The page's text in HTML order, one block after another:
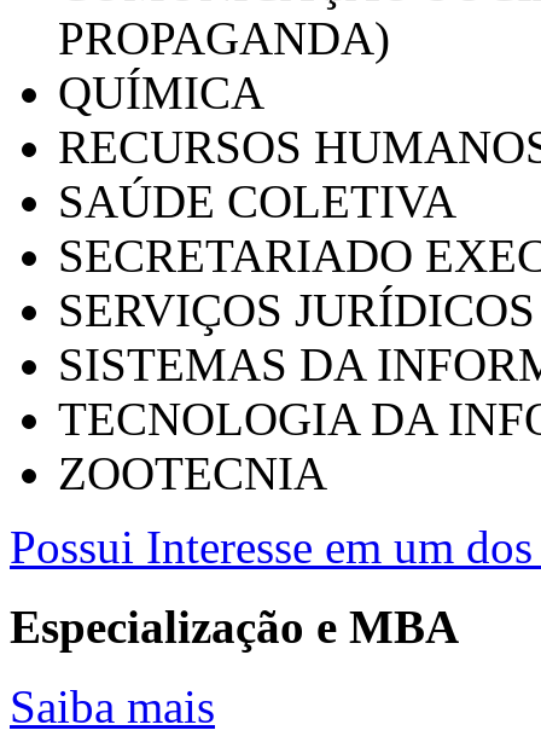
PROPAGANDA)
QUÍMICA
RECURSOS
SAÚDE COLETIVA
SECRETARIADO
SERVIÇOS
SISTEMAS DA
TECNOLOGIA DA
ZOOTECNIA
Possui Interesse em um
Especialização e MBA
Saiba mais